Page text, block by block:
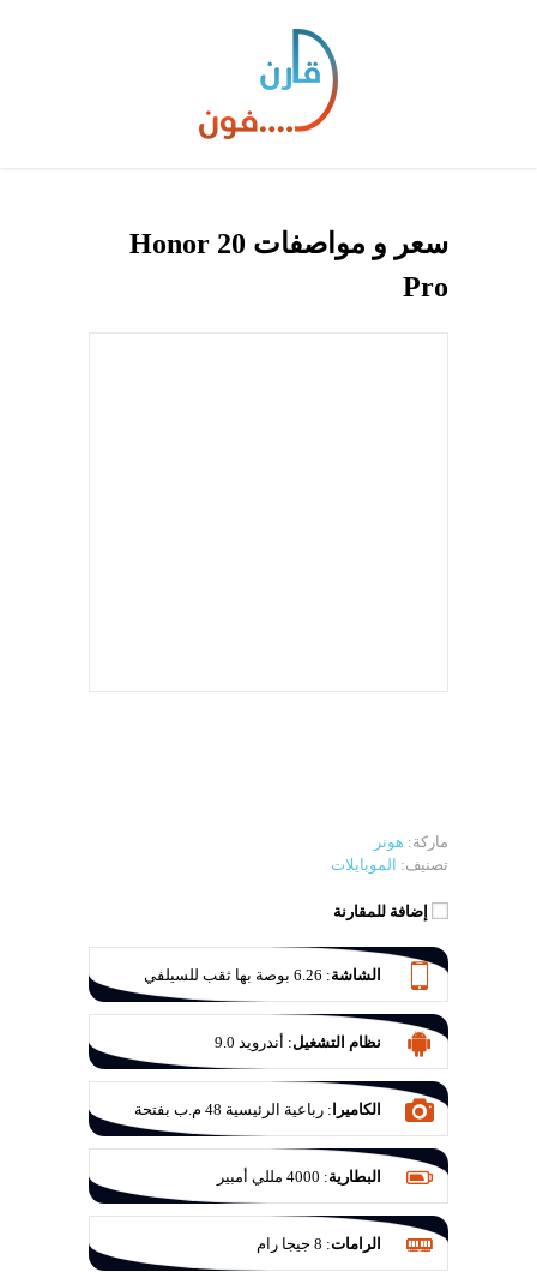
سعر و مواصفات Honor 20
Pro
ماركة: هونر
تصنيف: الموبايلات
إضافة للمقارنة
الشاشة: 6.26 بوصة بها ثقب للسيلفي
نظام التشغيل: أندرويد 9.0
الكاميرا :
رباعية الرئيسية 48 م.ب بفتحة
عدسة F/1.4 والثانية 16 م.ب بفتحة عدسة
F/2.2 والثالثة 8 م.ب بفتحة عدسة F/2.4
والرابعة 2 ميجا بكسل بفتحة عدسة F/2.4
البطارية: 4000 مللي أمبير
الرامات: 8 جيجا رام